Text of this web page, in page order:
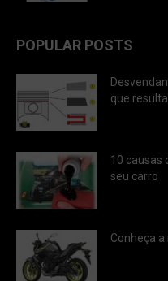
POPULAR POSTS
que
10 causas
seu carro
Conheça